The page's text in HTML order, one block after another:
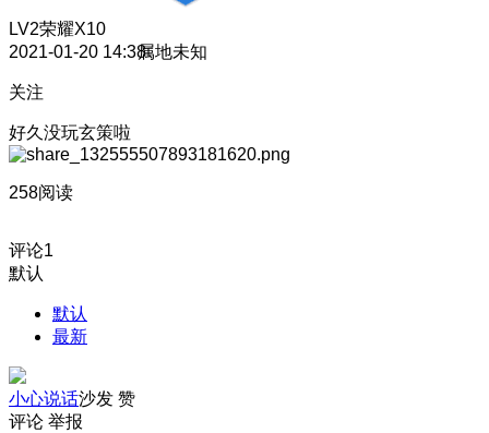
LV2荣耀X10
2021-01-20 14:38属地未知
关注
好久没玩玄策啦
258阅读
评论1
默认
默认
最新
小心说话沙发 赞
评论 举报